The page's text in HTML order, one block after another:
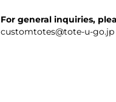
For general inquiries,
customtotes@tote-u-go.jp